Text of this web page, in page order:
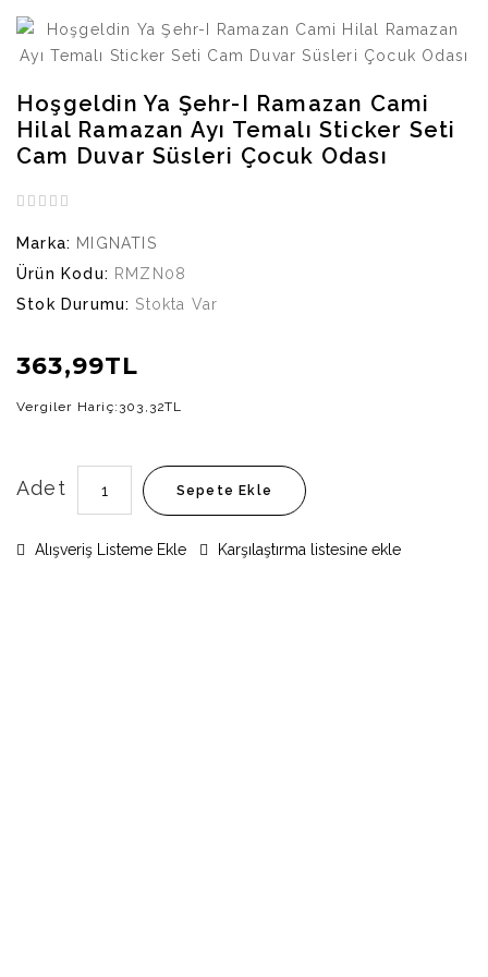
Hoşgeldin Ya Şehr-I Ramazan Cami
Hilal Ramazan Ayı Temalı Sticker Seti
Cam Duvar Süsleri Çocuk Odası
Marka: MIGNATIS
Ürün Kodu: RMZN08
Stok Durumu: Stokta Var
363,99TL
Vergiler Hariç: 303,32TL
Adet Sepete Ekle
Alışveriş Listeme Ekle Karşılaştırma listesine ekle